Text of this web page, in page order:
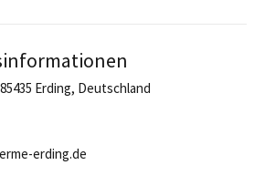
Erding, Deutschland
erding.de